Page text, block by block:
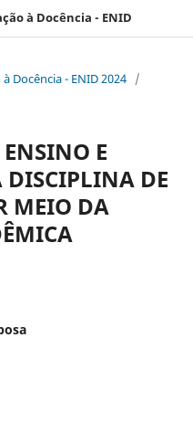
à Docência - ENID
Docência - ENID 2024 /
E
DE
MEIO DA